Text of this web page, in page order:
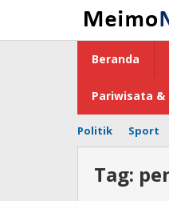
konten
Beranda
Pariwisata &
Politik Sport
Tag: